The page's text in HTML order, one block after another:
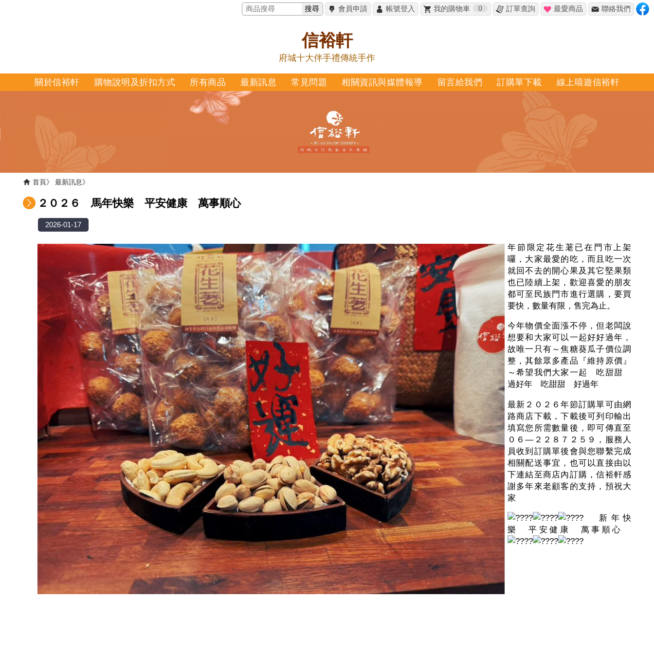
搜尋 會員申請 帳號登入 我的購物車 0 訂單查詢 最愛商品 聯絡我們
信裕軒
府城十大伴手禮傳統手作
關於信裕軒 購物說明及折扣方式 所有商品 最新訊息 常見問題 相關資訊與媒體報導 留言給我們 訂購單下載 線上嘻遊信裕軒
首頁 最新訊息
２０２６ 馬年快樂 平安健康 萬事順心
2026-01-17
年節限定花生荖已在門市上架
囉，大家最愛的吃，而且吃一次
就回不去的開心果及其它堅果類
也已陸續上架，歡迎喜愛的朋友
都可至民族門市進行選購，要買
要快，數量有限，售完為止。
今年物價全面漲不停，但老闆說
想要和大家可以一起好好過年，
故唯一只有～焦糖葵瓜子價位調
整，其餘眾多產品『維持原價』
～希望我們大家一起 吃甜甜
過好年 吃甜甜 好過年
最新２０２６年節訂購單可由網
路商店下載，下載後可列印輸出
填寫您所需數量後，即可傳直至
０６—２２８７２５９，服務人
員收到訂購單後會與您聯繫完成
相關配送事宜，也可以直接由以
下連結至商店內訂購，信裕軒感
謝多年來老顧客的支持，預祝大
家
新年快
樂 平安健康 萬事順心